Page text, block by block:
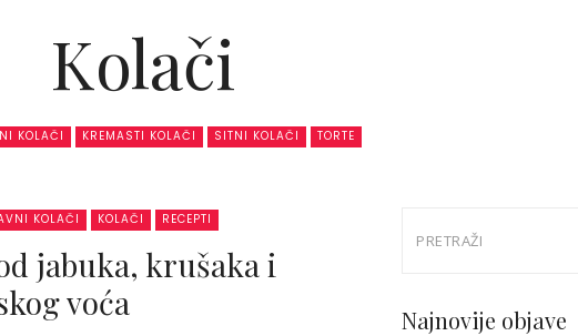
Kolači
KOLAČI KREMASTI KOLAČI SITNI KOLAČI TORTE
KOLAČI KOLAČI RECEPTI
jabuka, krušaka i
voća
Najnovije objave